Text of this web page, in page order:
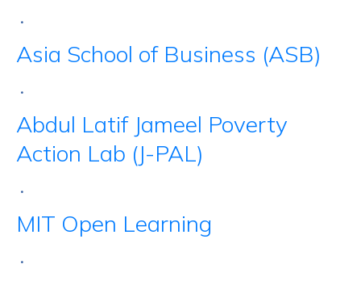
•
Asia School of Business (ASB)
•
Abdul Latif Jameel Poverty
Action Lab (J-PAL)
•
MIT Open Learning
•